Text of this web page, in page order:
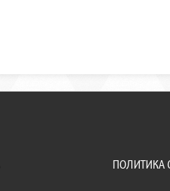
ПОЛИТИКА